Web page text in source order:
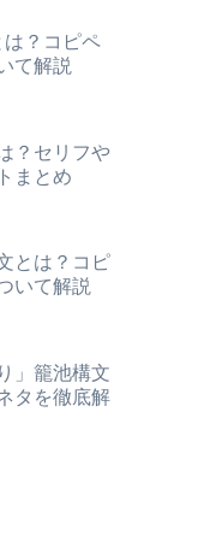
は？コピペ
て解説
？セリフや
まとめ
とは？コピ
いて解説
」籠池構文
タを徹底解